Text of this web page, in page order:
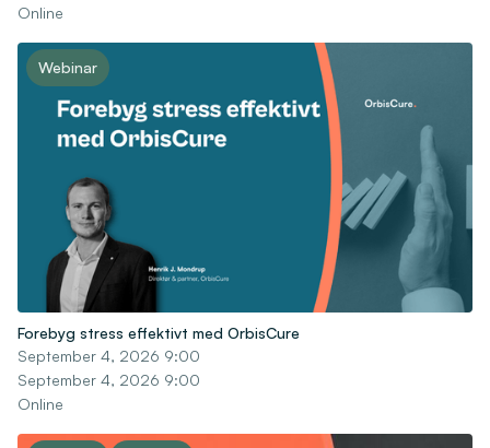
Online
Webinar
Forebyg stress effektivt med OrbisCure
September 4, 2026 9:00
September 4, 2026 9:00
Online